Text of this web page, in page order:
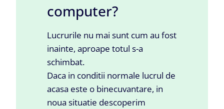
computer?
Lucrurile nu mai sunt cum au fost
inainte, aproape totul s-a
schimbat.
Daca in conditii normale lucrul de
acasa este o binecuvantare, in
noua situatie descoperim